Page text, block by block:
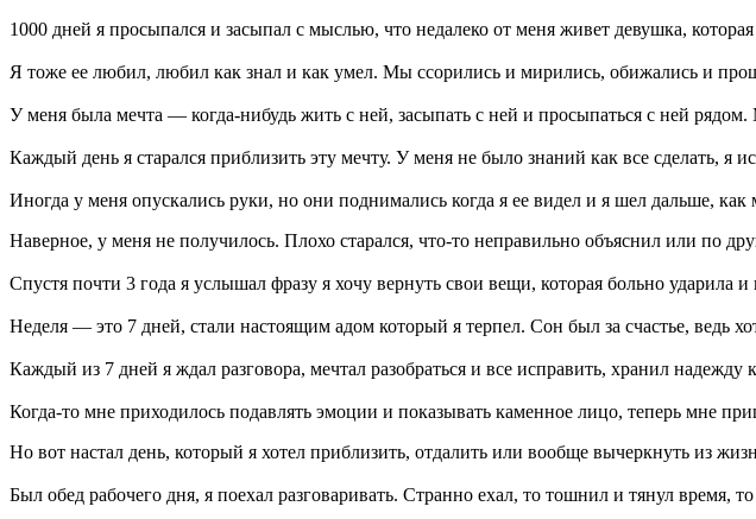
1000 дней я просыпался и засыпал с мыслью, что недалеко от меня живет девушка,
Я тоже ее любил, любил как знал и как умел. Мы ссорились и мирились, обижались и
У меня была мечта — когда-нибудь жить с ней, засыпать с ней и просыпаться с ней рядом.
Каждый день я старался приблизить эту мечту. У меня не было знаний как все сделать, я
Иногда у меня опускались руки, но они поднимались когда я ее видел и я шел дальше, как
Наверное, у меня не получилось. Плохо старался, что-то неправильно объяснил или по
Спустя почти 3 года я услышал фразу я хочу вернуть свои вещи, которая больно ударила и
Неделя — это 7 дней, стали настоящим адом который я терпел. Сон был за счастье, ведь
Каждый из 7 дней я ждал разговора, мечтал разобраться и все исправить, хранил
Когда-то мне приходилось подавлять эмоции и показывать каменное лицо, теперь мне
Но вот настал день, который я хотел приблизить, отдалить или вообще вычеркнуть из
Был обед рабочего дня, я поехал разговаривать. Странно ехал, то тошнил и тянул время,